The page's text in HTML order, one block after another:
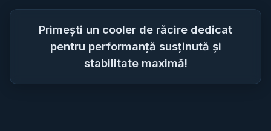
Primești un cooler de răcire dedicat
pentru performanță susținută și
stabilitate maximă!